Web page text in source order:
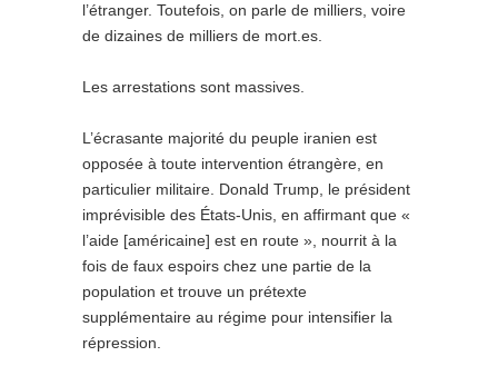
l’étranger. Toutefois, on parle de milliers, voire
de dizaines de milliers de mort.es.
Les arrestations sont massives.
L’écrasante majorité du peuple iranien est
opposée à toute intervention étrangère, en
particulier militaire. Donald Trump, le président
imprévisible des États-Unis, en affirmant que «
l’aide [américaine] est en route », nourrit à la
fois de faux espoirs chez une partie de la
population et trouve un prétexte
supplémentaire au régime pour intensifier la
répression.